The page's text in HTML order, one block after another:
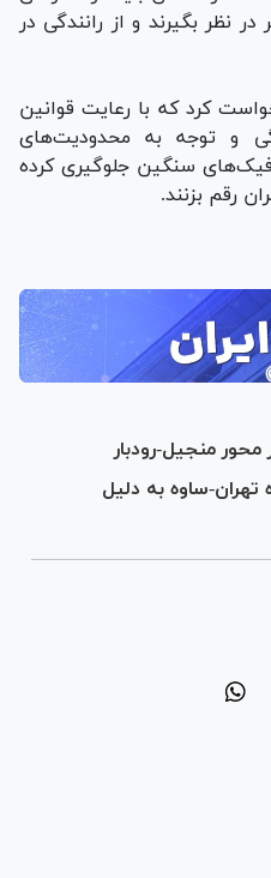
نظر بگیرند و از رانندگی در
کرد که با رعایت قوانین
و توجه به محدودیت‌های
سنگین جلوگیری کرده
رقم بزنند.
منجیل-رودبار
تهران-ساوه به دلیل